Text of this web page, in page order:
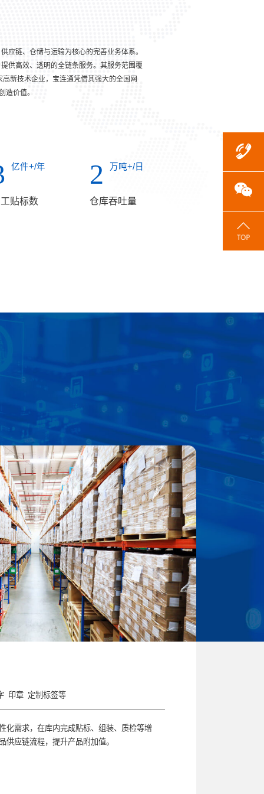
应链、仓储与运输为核心的完善业务体系。
供高效、透明的全链条服务。其服务范围覆
新技术企业，宝连通凭借其强大的全国网
造价值。
亿件+/年
贴标数
2 万吨+/日
仓库吞吐量
印章 定制标签等
化需求，在库内完成贴标、组装、质检等增
供应链流程，提升产品附加值。